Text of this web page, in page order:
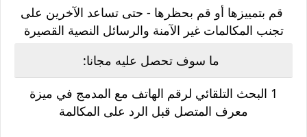
قم بتمييزها أو قم بحظرها - حتى تساعد الآخرين على
تجنب المكالمات غير الآمنة والرسائل النصية القصيرة
ما سوف تحصل عليه مجانا:
1 البحث التلقائي لرقم الهاتف مع المدمج في ميزة
معرف المتصل قبل الرد على المكالمة